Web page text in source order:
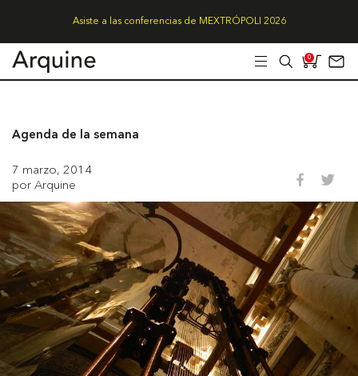
Asiste a las conferencias de MEXTRÓPOLI 2026
0
Agenda de la semana
7 marzo, 2014
por Arquine